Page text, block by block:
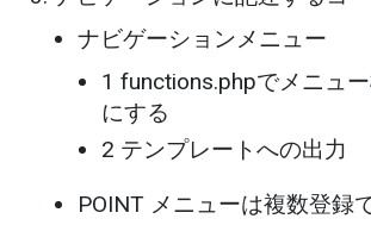
ナビゲーションメニュー
1 functions.phpでメニュ
にする
2 テンプレートへの出力
POINT メニューは複数登録